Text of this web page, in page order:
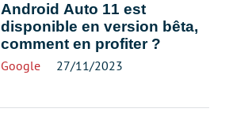
Android Auto 11 est
disponible en version bêta,
comment en profiter ?
Google 27/11/2023